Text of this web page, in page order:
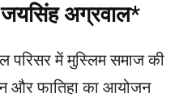
जयसिंह अग्रवाल*
परिसर में मुस्लिम समाज की
और फातिहा का आयोजन